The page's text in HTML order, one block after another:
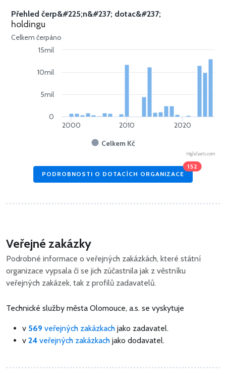
Celkem čerpáno
Přehled čerp&#225;n&#237; dotac&#237;
holdingu
Celkem Kč
2000 2010 2020
0
5mil
10mil
15mil
Highcharts.com
PODROBNOSTI O DOTACÍCH ORGANIZACE
152
Veřejné zakázky
Podrobné informace o veřejných zakázkách, které státní
organizace vypsala či se jich zúčastnila jak z věstníku
veřejných zakázek, tak z profilů zadavatelů.
Technické služby města Olomouce, a.s. se vyskytuje
v 569 veřejných zakázkach jako zadavatel.
v 24 veřejných zakázkach jako dodavatel.